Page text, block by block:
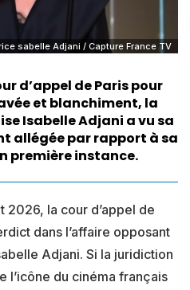
sabelle Adjani / Capture France TV
d’appel de Paris pour
et blanchiment, la
Isabelle Adjani a vu sa
allégée par rapport à sa
première instance.
2026, la cour d’appel de
dans l’affaire opposant
Adjani. Si la juridiction
l’icône du cinéma français